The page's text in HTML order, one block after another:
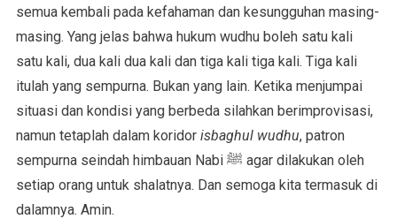
semua kembali pada kefahaman dan kesungguhan masing-
masing. Yang jelas bahwa hukum wudhu boleh satu kali
satu kali, dua kali dua kali dan tiga kali tiga kali. Tiga kali
itulah yang sempurna. Bukan yang lain. Ketika menjumpai
situasi dan kondisi yang berbeda silahkan berimprovisasi,
namun tetaplah dalam koridor isbaghul wudhu, patron
sempurna seindah himbauan Nabi ﷺ agar dilakukan oleh
setiap orang untuk shalatnya. Dan semoga kita termasuk di
dalamnya. Amin.